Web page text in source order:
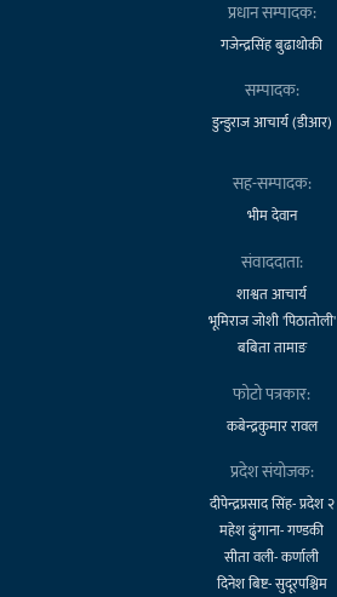
प्रधान सम्पादक:
गजेन्द्रसिंह बुढाथोकी
सम्पादक:
डुन्डुराज आचार्य (डीआर)
सह-सम्पादक:
भीम देवान
संवाददाता:
शाश्वत आचार्य
भूमिराज जोशी 'पिठातोली'
बबिता तामाङ
फोटो पत्रकार:
कबेन्द्रकुमार रावल
प्रदेश संयोजक:
दीपेन्द्रप्रसाद सिंह- प्रदेश २
महेश ढुंगाना- गण्डकी
सीता वली- कर्णाली
दिनेश बिष्ट- सुदूरपश्चिम